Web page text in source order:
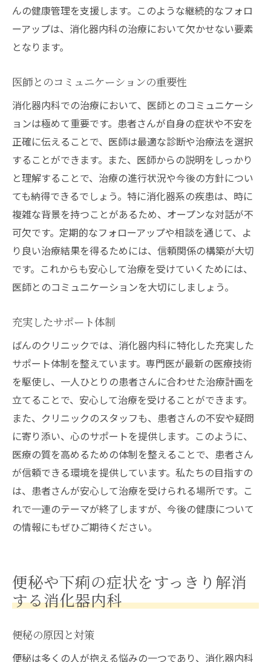
んの健康管理を支援します。このような継続的なフォロ
ーアップは、消化器内科の治療において欠かせない要素
となります。
医師とのコミュニケーションの重要性
消化器内科での治療において、医師とのコミュニケーシ
ョンは極めて重要です。患者さんが自身の症状や不安を
正確に伝えることで、医師は最適な診断や治療法を選択
することができます。また、医師からの説明をしっかり
と理解することで、治療の進行状況や今後の方針につい
ても納得できるでしょう。特に消化器系の疾患は、時に
複雑な背景を持つことがあるため、オープンな対話が不
可欠です。定期的なフォローアップや相談を通じて、よ
り良い治療結果を得るためには、信頼関係の構築が大切
です。これからも安心して治療を受けていくためには、
医師とのコミュニケーションを大切にしましょう。
充実したサポート体制
ばんのクリニックでは、消化器内科に特化した充実した
サポート体制を整えています。専門医が最新の医療技術
を駆使し、一人ひとりの患者さんに合わせた治療計画を
立てることで、安心して治療を受けることができます。
また、クリニックのスタッフも、患者さんの不安や疑問
に寄り添い、心のサポートを提供します。このように、
医療の質を高めるための体制を整えることで、患者さん
が信頼できる環境を提供しています。私たちの目指すの
は、患者さんが安心して治療を受けられる場所です。こ
れで一連のテーマが終了しますが、今後の健康について
の情報にもぜひご期待ください。
便秘や下痢の症状をすっきり解消
する消化器内科
便秘の原因と対策
便秘は多くの人が抱える悩みの一つであり、消化器内科